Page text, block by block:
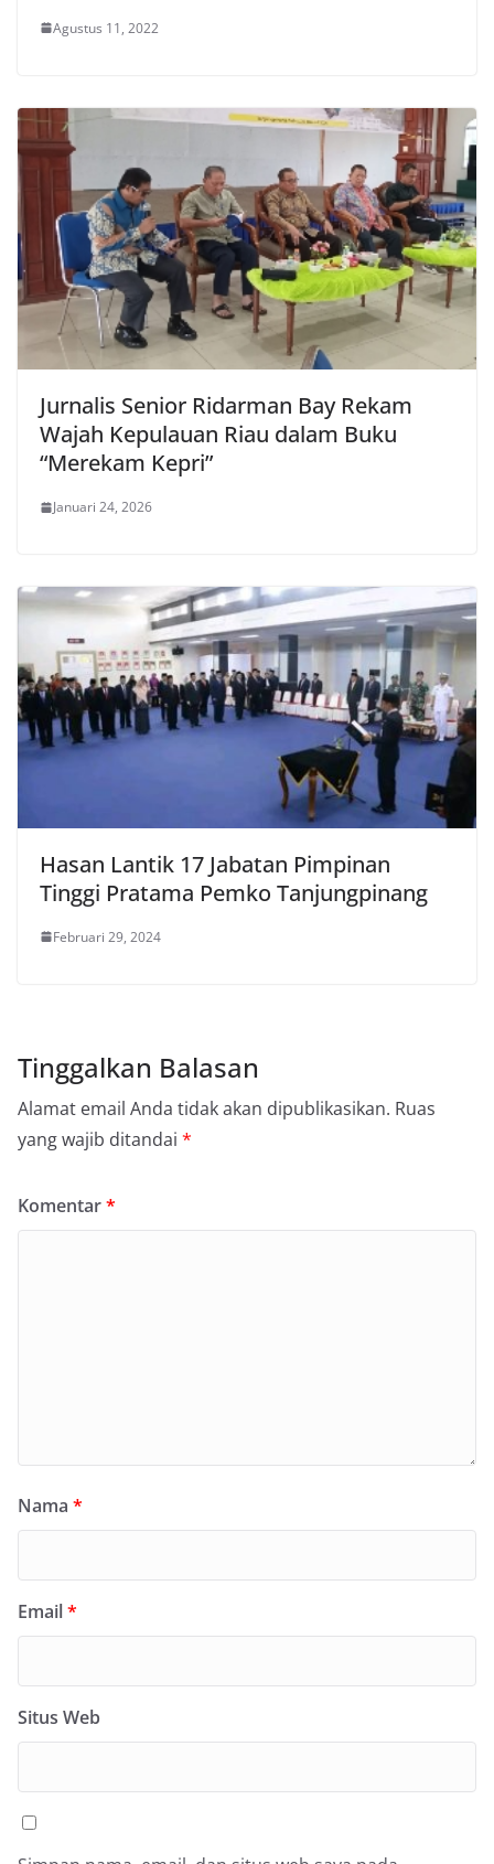
Agustus 11, 2022
Jurnalis Senior Ridarman Bay Rekam
Wajah Kepulauan Riau dalam Buku
“Merekam Kepri”
Januari 24, 2026
Hasan Lantik 17 Jabatan Pimpinan
Tinggi Pratama Pemko Tanjungpinang
Februari 29, 2024
Tinggalkan Balasan
Alamat email Anda tidak akan dipublikasikan. Ruas
yang wajib ditandai *
Komentar*
Nama *
Email*
Situs Web